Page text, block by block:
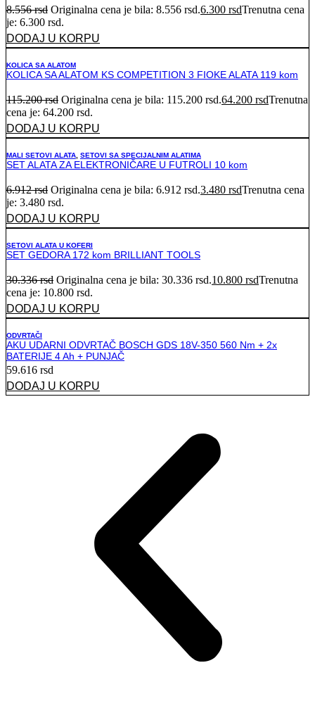
8.556rsd Originalna cena je bila: 8.556 rsd.6.300 rsdTrenutna cena
je: 6.300 rsd.
DODAJ U KORPU
KOLICA SA ALATOM
KOLICA SA ALATOM KS COMPETITION 3 FIOKE ALATA 119 kom
115.200rsd Originalna cena je bila: 115.200 rsd.64.200 rsdTrenutna
cena je: 64.200 rsd.
DODAJ U KORPU
MALI SETOVI ALATA SETOVI SA SPECIJALNIM ALATIMA
SET ALATA ZA ELEKTRONIČARE U FUTROLI 10 kom
6.912rsd Originalna cena je bila: 6.912 rsd.3.480 rsdTrenutna cena
je: 3.480 rsd.
DODAJ U KORPU
SETOVI ALATA U KOFERI
SET GEDORA 172 kom BRILLIANT TOOLS
30.336rsd Originalna cena je bila: 30.336 rsd.10.800 rsdTrenutna
cena je: 10.800 rsd.
DODAJ U KORPU
ODVRTAČI
AKU UDARNI ODVRTAČ BOSCH GDS 18V-350 560 Nm + 2x
BATERIJE 4 Ah + PUNJAČ
59.616 rsd
DODAJ U KORPU